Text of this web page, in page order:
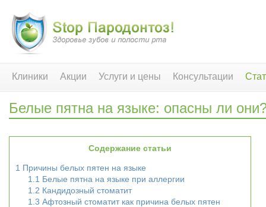
Клиники Акции Услуги и цены Консультации
Белые пятна на языке: опасны ли
Содержание статьи
1 Причины белых пятен на языке
1.1 Белые пятна на языке при аллергии
1.2 Кандидозный стоматит
1.3 Афтозный стоматит как причина белых пятен